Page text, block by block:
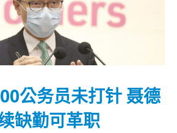
公务员未打针 聂德
缺勤可革职